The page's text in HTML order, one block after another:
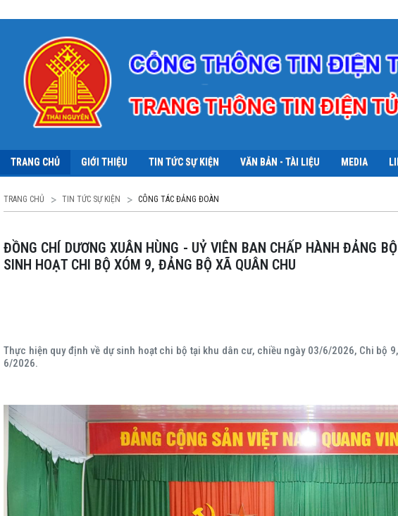
TRANG CHỦ GIỚI THIỆU TIN TỨC SỰ KIỆN VĂN BẢN - TÀI LIỆU MEDIA
TRANG CHỦ TIN TỨC SỰ KIỆN CÔNG TÁC ĐẢNG ĐOÀN
ĐỒNG CHÍ DƯƠNG XUÂN HÙNG - UỶ VIÊN BAN CHẤP HÀNH ĐẢNG BỘ TỈNH, GIÁM ĐỐC SỞ NỘI VỤ TỈNH THÁI NGUYÊN DỰ
SINH HOẠT CHI BỘ XÓM 9, ĐẢNG BỘ XÃ QUÂN CHU
Thực hiện quy định về dự sinh hoạt chi bộ tại khu dân cư, chiều ngày 03/6/2026, Chi bộ
6/2026.